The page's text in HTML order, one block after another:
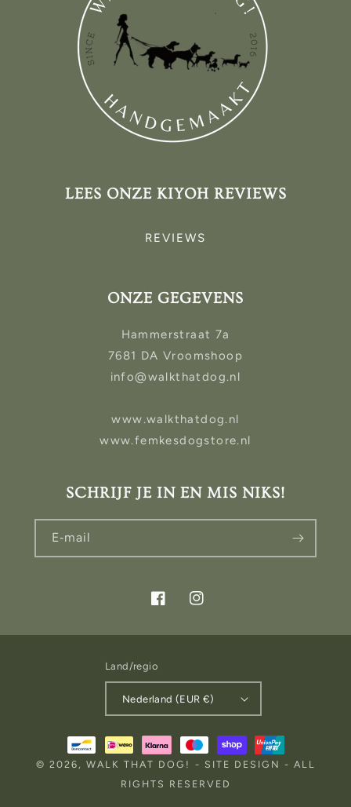
LEES ONZE KIYOH REVIEWS
REVIEWS
ONZE GEGEVENS
Hammerstraat 7a
7681 DA Vroomshoop
info@walkthatdog.nl
www.walkthatdog.nl
www.femkesdogstore.nl
SCHRIJF JE IN EN MIS NIKS!
E‑mail
FacebookInstagram
Land/regio
Nederland (EUR €)
Betaalmethoden
© 2026, WALK THAT DOG! - SITE DESIGN - ALL
RIGHTS RESERVED